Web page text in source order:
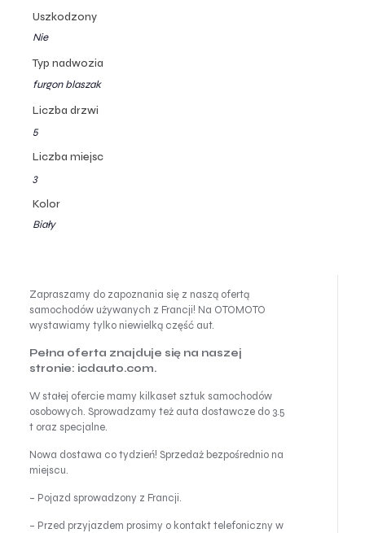
Uszkodzony
Nie
Typ nadwozia
furgon blaszak
Liczba drzwi
5
Liczba miejsc
3
Kolor
Biały
Zapraszamy do zapoznania się z naszą ofertą
samochodów używanych z Francji! Na OTOMOTO
wystawiamy tylko niewielką część aut.
Pełna oferta znajduje się na naszej
stronie: icdauto.com.
W stałej ofercie mamy kilkaset sztuk samochodów
osobowych. Sprowadzamy też auta dostawcze do 3.5
t oraz specjalne.
Nowa dostawa co tydzień! Sprzedaż bezpośrednio na
miejscu.
– Pojazd sprowadzony z Francji.
– Przed przyjazdem prosimy o kontakt telefoniczny w